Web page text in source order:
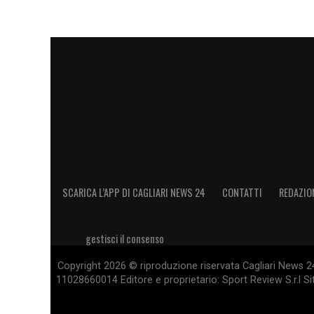
SCARICA L’APP DI CAGLIARI NEWS 24 CONTATTI
gestisci il consenso
Copyright 2026 © riproduzione riservata Cagliari News
11028660014 Editore e proprietario: Sport Review S.r.l